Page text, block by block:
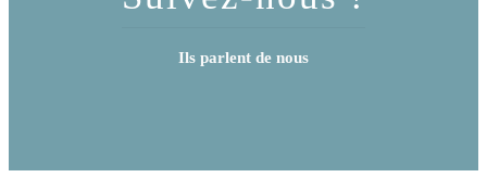
Ils parlent de nous